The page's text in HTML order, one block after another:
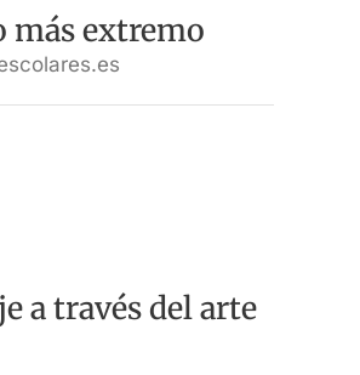
más extremo
a través del arte